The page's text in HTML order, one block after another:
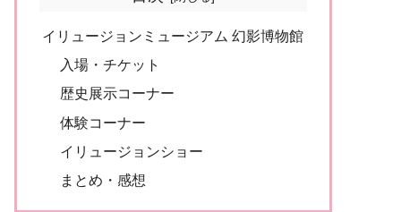
イリュージョンミュージアム 幻影博物館
入場・チケット
歴史展示コーナー
体験コーナー
イリュージョンショー
まとめ・感想